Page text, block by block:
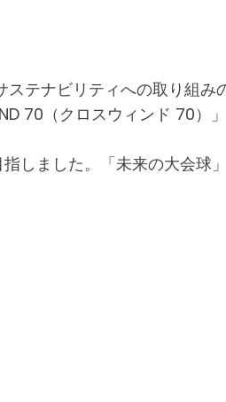
テナビリティへの取り組み
70（クロスウィンド 70）
しました。「未来の大会球